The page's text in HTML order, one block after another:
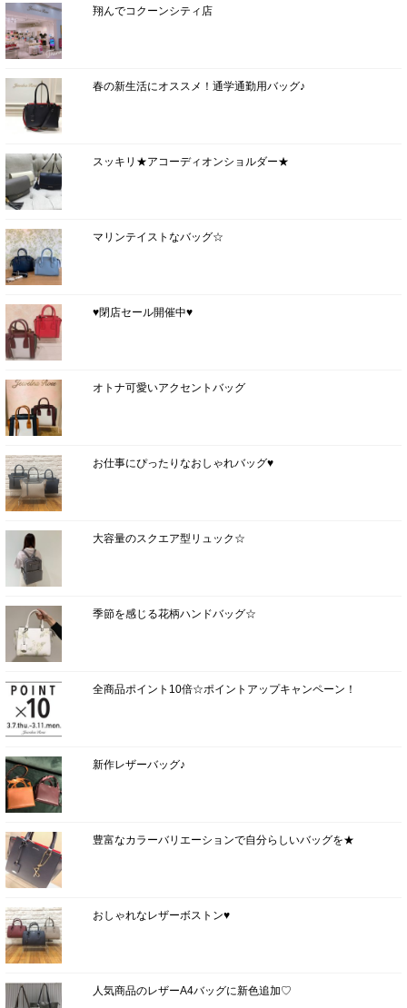
翔んでコクーンシティ店
春の新生活にオススメ！通学通勤用バッグ♪
スッキリ★アコーディオンショルダー★
マリンテイストなバッグ☆
♥閉店セール開催中♥
オトナ可愛いアクセントバッグ
お仕事にぴったりなおしゃれバッグ♥
大容量のスクエア型リュック☆
季節を感じる花柄ハンドバッグ☆
全商品ポイント10倍☆ポイントアップキャンペーン！
新作レザーバッグ♪
豊富なカラーバリエーションで自分らしいバッグを★
おしゃれなレザーボストン♥
人気商品のレザーA4バッグに新色追加♡